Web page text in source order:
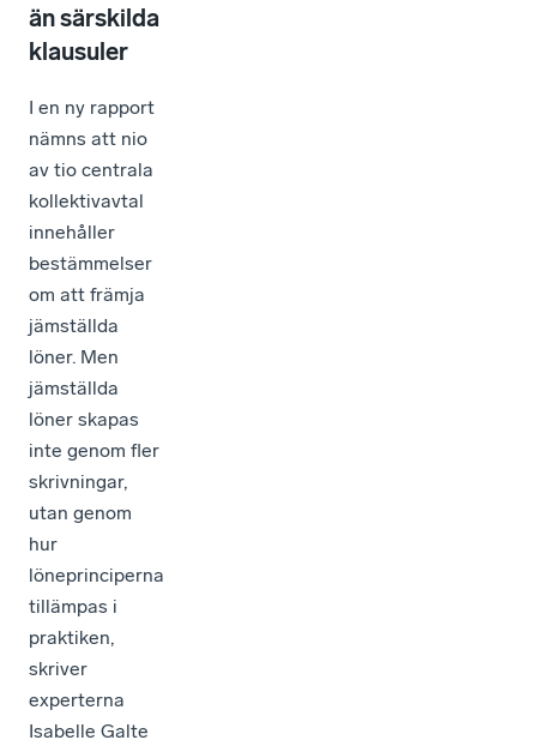
än särskilda
klausuler
I en ny rapport
nämns att nio
av tio centrala
kollektivavtal
innehåller
bestämmelser
om att främja
jämställda
löner. Men
jämställda
löner skapas
inte genom fler
skrivningar,
utan genom
hur
löneprinciperna
tillämpas i
praktiken,
skriver
experterna
Isabelle Galte